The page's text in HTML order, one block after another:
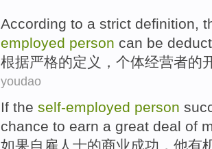
According to a strict definition,
employed person can be
根据严格的定义 ，个体经营者的
youdao
If the self-employed person
chance to earn a great deal of
如果自 雇人士的商业成功 ， 他有